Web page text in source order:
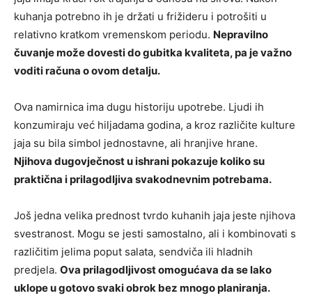
kuhanja potrebno ih je držati u frižideru i potrošiti u
relativno kratkom vremenskom periodu. Nepravilno
čuvanje može dovesti do gubitka kvaliteta, pa je važno
voditi računa o ovom detalju.
Ova namirnica ima dugu historiju upotrebe. Ljudi ih
konzumiraju već hiljadama godina, a kroz različite kulture
jaja su bila simbol jednostavne, ali hranjive hrane.
Njihova dugovječnost u ishrani pokazuje koliko su
praktična i prilagodljiva svakodnevnim potrebama.
Još jedna velika prednost tvrdo kuhanih jaja jeste njihova
svestranost. Mogu se jesti samostalno, ali i kombinovati s
različitim jelima poput salata, sendviča ili hladnih
predjela. Ova prilagodljivost omogućava da se lako
uklope u gotovo svaki obrok bez mnogo planiranja.